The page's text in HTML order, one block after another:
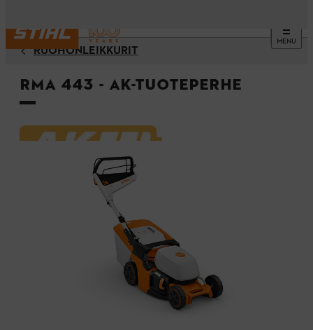
MENU
RUOHONLEIKKURIT
RMA 443 - AK-Tuoteperhe